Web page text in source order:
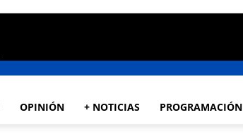
OPINIÓN + NOTICIAS PROGRAMACIÓN